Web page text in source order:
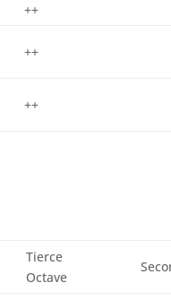
++
++
++
Tierce
Octave